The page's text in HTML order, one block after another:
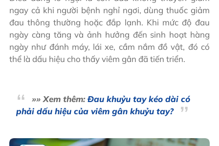
ngay cả khi người bệnh nghỉ ngơi, dùng thuốc giảm
đau thông thường hoặc đắp lạnh. Khi mức độ đau
ngày càng tăng và ảnh hưởng đến sinh hoạt hàng
ngày như đánh máy, lái xe, cầm nắm đồ vật, đó có
thể là dấu hiệu cho thấy viêm gân đã tiến triển.
»» Xem thêm:Đau khuỷu tay kéo dài có
phải dấu hiệu của viêm gân khuỷu tay?